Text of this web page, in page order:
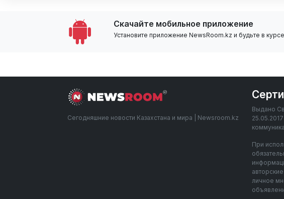
Скачайте мобильное приложение
Установите приложение NewsRoom.kz и будьте в
Сегодняшние новости Казахстана и мира | Newsroom.kz
Выдано
При
личное